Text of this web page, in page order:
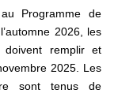
Programme de
2026, les
remplir et
2025. Les
sont tenus de